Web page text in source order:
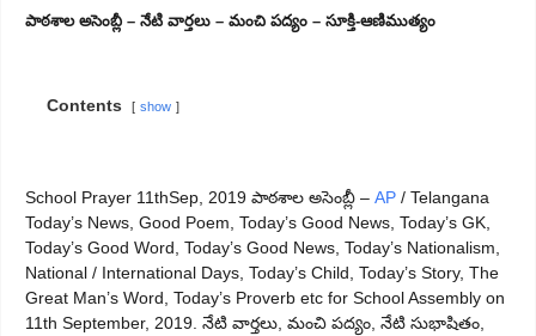
పాఠశాల అసెంబ్లీ – నేటి వార్తలు – మంచి పద్యం – సూక్తి-ఆణిముత్యం
Contents show
School Prayer 11thSep, 2019 పాఠశాల అసెంబ్లీ – AP / Telangana
Today’s News, Good Poem, Today’s Good News, Today’s GK,
Today’s Good Word, Today’s Good News, Today’s Nationalism,
National / International Days, Today’s Child, Today’s Story, The
Great Man’s Word, Today’s Proverb etc for School Assembly on
11th September, 2019. నేటి వార్తలు, మంచి పద్యం, నేటి సుభాషితం,